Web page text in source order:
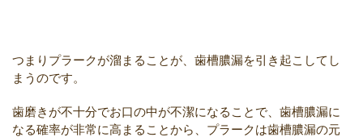
つまりプラークが溜まることが、歯槽膿漏を引き起こしてし
まうのです。
歯磨きが不十分でお口の中が不潔になることで、歯槽膿漏に
なる確率が非常に高まることから、プラークは歯槽膿漏の元